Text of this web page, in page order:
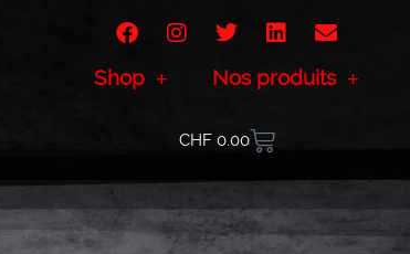
Shop Nos produits
CHF0.00